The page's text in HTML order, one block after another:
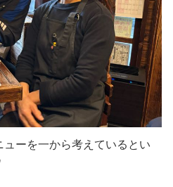
ーを一から考えているとい